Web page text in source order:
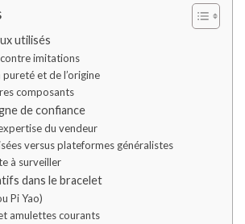
utilisés
imitations
pureté et de l’origine
composants
de confiance
du vendeur
versus plateformes généralistes
à surveiller
dans le bracelet
Pi Yao)
amulettes courants